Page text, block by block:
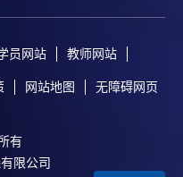
员网站 教师网站
网站地图 无障碍网页
有
限公司